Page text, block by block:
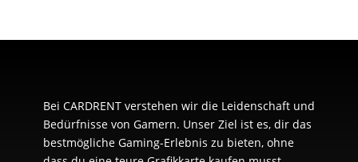
Bei CARDRENT verstehen wir die Leidenschaft und
Bedürfnisse von Gamern. Unser Ziel ist es, dir das
bestmögliche Gaming-Erlebnis zu bieten, ohne